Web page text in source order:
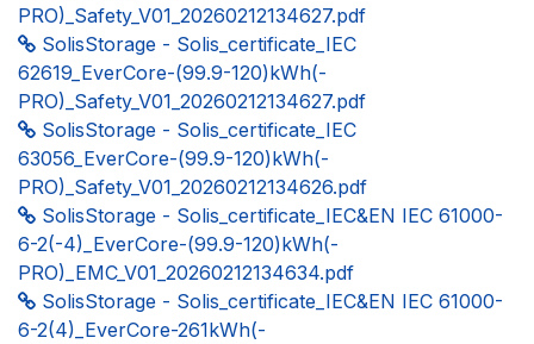
PRO)_Safety_V01_20260212134627.pdf
SolisStorage - Solis_certificate_IEC
62619_EverCore-(99.9-120)kWh(-
PRO)_Safety_V01_20260212134627.pdf
SolisStorage - Solis_certificate_IEC
63056_EverCore-(99.9-120)kWh(-
PRO)_Safety_V01_20260212134626.pdf
SolisStorage - Solis_certificate_IEC&EN IEC 61000-
6-2(-4)_EverCore-(99.9-120)kWh(-
PRO)_EMC_V01_20260212134634.pdf
SolisStorage - Solis_certificate_IEC&EN IEC 61000-
6-2(4)_EverCore-261kWh(-